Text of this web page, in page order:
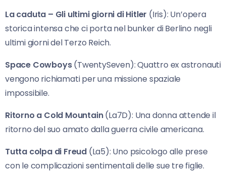
La caduta – Gli ultimi giorni di Hitler (Iris): Un’opera
storica intensa che ci porta nel bunker di Berlino negli
ultimi giorni del Terzo Reich.
Space Cowboys(TwentySeven): Quattro ex astronauti
vengono richiamati per una missione spaziale
impossibile.
Ritorno a Cold Mountain(La7D): Una donna attende il
ritorno del suo amato dalla guerra civile americana.
Tutta colpa di Freud (La5): Uno psicologo alle prese
con le complicazioni sentimentali delle sue tre figlie.